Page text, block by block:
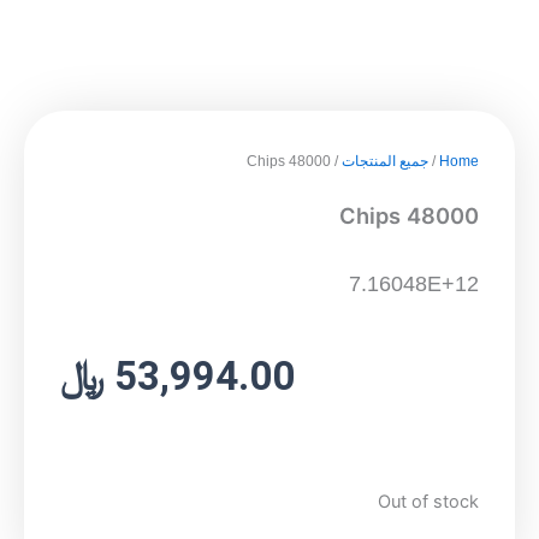
Home
/ جميع المنتجات/ 48000 Chips
48000 Chips
7.16048E+12
53,994.00 ﷼
Out of stock